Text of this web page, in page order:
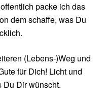
packe ich das
dem schaffe, was Du
(Lebens-)Weg und
für Dich! Licht und
Du Dir wünscht.